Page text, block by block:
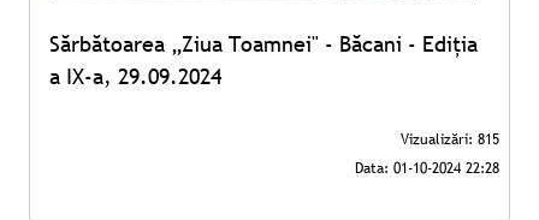
Sărbătoarea „Ziua Toamnei" - Băcani - Ediția
a IX-a, 29.09.2024